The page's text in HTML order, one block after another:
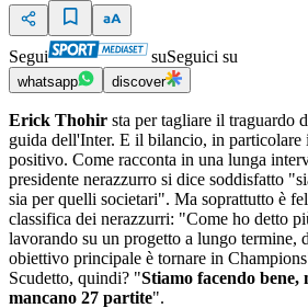
Segui suSeguici su
whatsapp discover
Erick Thohir sta per tagliare il traguardo
guida dell'Inter. E il bilancio, in particolare
positivo. Come racconta in una lunga
presidente nerazzurro si dice soddisfatto
sia per quelli societari". Ma soprattutto è
classifica dei nerazzurri: "Come ho detto
lavorando su un progetto a lungo termine,
obiettivo principale è tornare in
Scudetto, quindi? "Stiamo facendo bene,
mancano 27 partite".